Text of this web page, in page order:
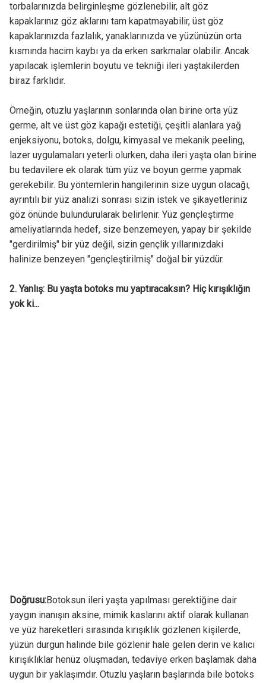
torbalarınızda belirginleşme gözlenebilir, alt göz
kapaklarınız göz aklarını tam kapatmayabilir, üst göz
kapaklarınızda fazlalık, yanaklarınızda ve yüzünüzün orta
kısmında hacim kaybı ya da erken sarkmalar olabilir. Ancak
yapılacak işlemlerin boyutu ve tekniği ileri yaştakilerden
biraz farklıdır.
Örneğin, otuzlu yaşlarının sonlarında olan birine orta yüz
germe, alt ve üst göz kapağı estetiği, çeşitli alanlara yağ
enjeksiyonu, botoks, dolgu, kimyasal ve mekanik peeling,
lazer uygulamaları yeterli olurken, daha ileri yaşta olan birine
bu tedavilere ek olarak tüm yüz ve boyun germe yapmak
gerekebilir. Bu yöntemlerin hangilerinin size uygun olacağı,
ayrıntılı bir yüz analizi sonrası sizin istek ve şikayetleriniz
göz önünde bulundurularak belirlenir. Yüz gençleştirme
ameliyatlarında hedef, size benzemeyen, yapay bir şekilde
"gerdirilmiş" bir yüz değil, sizin gençlik yıllarınızdaki
halinize benzeyen "gençleştirilmiş" doğal bir yüzdür.
2. Yanlış: Bu yaşta botoks mu yaptıracaksın? Hiç kırışıklığın
yok ki...
Doğrusu:Botoksun ileri yaşta yapılması gerektiğine dair
yaygın inanışın aksine, mimik kaslarını aktif olarak kullanan
ve yüz hareketleri sırasında kırışıklık gözlenen kişilerde,
yüzün durgun halinde bile gözlenir hale gelen derin ve kalıcı
kırışıklıklar henüz oluşmadan, tedaviye erken başlamak daha
uygun bir yaklaşımdır. Otuzlu yaşların başlarında bile botoks